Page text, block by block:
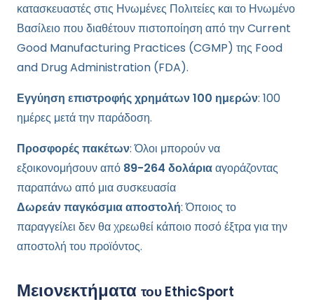
κατασκευαστές στις Ηνωμένες Πολιτείες και το Ηνωμένο
Βασίλειο που διαθέτουν πιστοποίηση από την Current
Good Manufacturing Practices (CGMP) της Food
and Drug Administration (FDA).
Εγγύηση επιστροφής χρημάτων 100 ημερών: 100
ημέρες μετά την παράδοση.
Προσφορές πακέτων: Όλοι μπορούν να
εξοικονομήσουν από 89-264 δολάριααγοράζοντας
παραπάνω από μια συσκευασία
Δωρεάν παγκόσμια αποστολή: Όποιος το
παραγγείλει δεν θα χρεωθεί κάποιο ποσό έξτρα για την
αποστολή του προϊόντος.
Μειονεκτήματα του EthicSport